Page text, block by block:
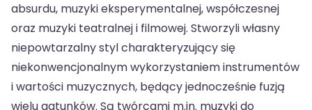
absurdu, muzyki eksperymentalnej, współczesnej
oraz muzyki teatralnej i filmowej. Stworzyli własny
niepowtarzalny styl charakteryzujący się
niekonwencjonalnym wykorzystaniem instrumentów
i wartości muzycznych, będący jednocześnie fuzją
wielu gatunków. Są twórcami m.in. muzyki do